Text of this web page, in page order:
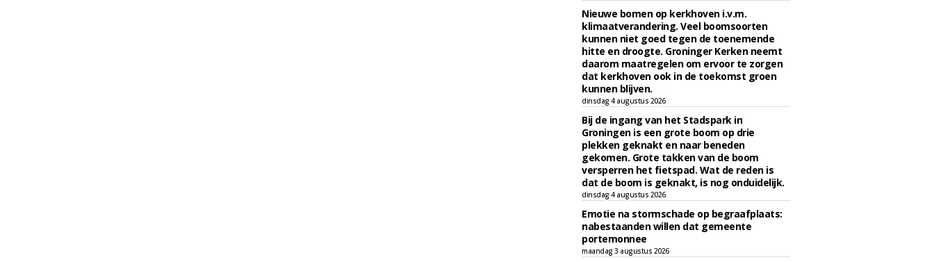
Nieuwe bomen op kerkhoven i.v.m.
klimaatverandering. Veel boomsoorten
kunnen niet goed tegen de toenemende
hitte en droogte. Groninger Kerken neemt
daarom maatregelen om ervoor te zorgen
dat kerkhoven ook in de toekomst groen
kunnen blijven.
dinsdag 4 augustus 2026
Bij de ingang van het Stadspark in
Groningen is een grote boom op drie
plekken geknakt en naar beneden
gekomen. Grote takken van de boom
versperren het fietspad. Wat de reden is
dat de boom is geknakt, is nog onduidelijk.
dinsdag 4 augustus 2026
Emotie na stormschade op begraafplaats:
nabestaanden willen dat gemeente
portemonnee
maandag 3 augustus 2026